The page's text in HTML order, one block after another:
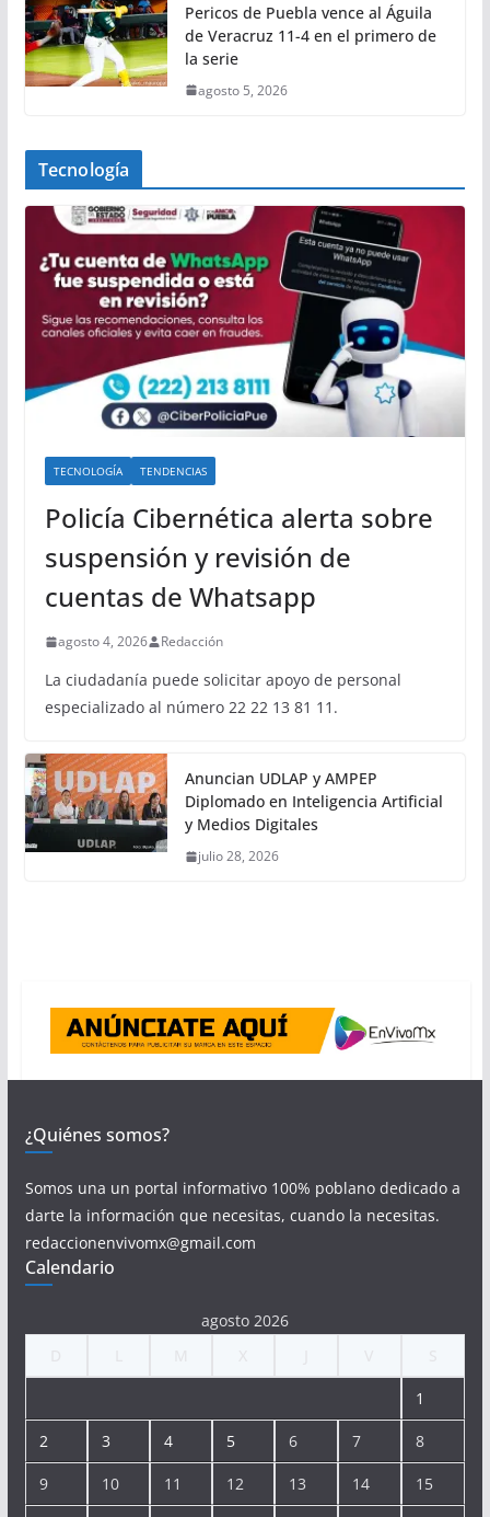
Pericos de Puebla vence al Águila
de Veracruz 11-4 en el primero de
la serie
agosto 5, 2026
Tecnología
TECNOLOGÍA TENDENCIAS
Policía Cibernética alerta sobre
suspensión y revisión de
cuentas de Whatsapp
agosto 4, 2026 Redacción
La ciudadanía puede solicitar apoyo de personal
especializado al número 22 22 13 81 11.
Anuncian UDLAP y AMPEP
Diplomado en Inteligencia Artificial
y Medios Digitales
julio 28, 2026
¿Quiénes somos?
Somos una un portal informativo 100% poblano dedicado a
darte la información que necesitas, cuando la necesitas.
redaccionenvivomx@gmail.com
Calendario
agosto 2026
1
2 3 4 5 6 7 8
9 10 11 12 13 14 15